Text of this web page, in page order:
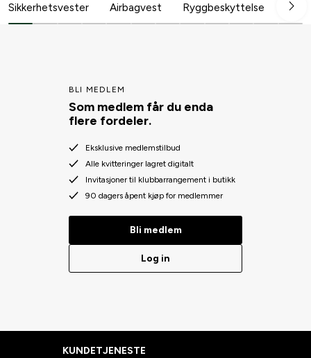
Sikkerhetsvester Airbagvest Ryggbeskyttelse
BLI MEDLEM
Som medlem får du enda
flere fordeler.
Eksklusive medlemstilbud
Alle kvitteringer lagret digitalt
Invitasjoner til klubbarrangement i butikk
90 dagers åpent kjøp for medlemmer
Bli medlem
Log in
KUNDETJENESTE